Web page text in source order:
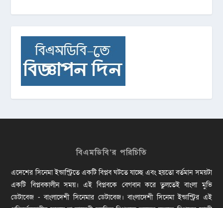
বিএমডিবি’র পরিচিতি
এদেশের সিনেমা ইন্ডাস্ট্রিতে একটি বিপ্লব ঘটতে যাচ্ছে এবং হয়তো বর্তমান সময়টা
একটি বিপ্লবকালীন সময়। এই বিপ্লবকে বেগবান করে তুলতেই বাংলা মুভি
ডেটাবেজ - বাংলাদেশী সিনেমার ডেটাবেজ। বাংলাদেশী সিনেমা ইন্ডাস্ট্রির এই